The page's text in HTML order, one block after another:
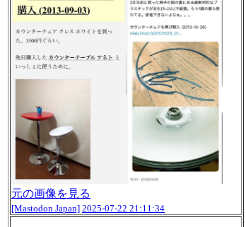
元の画像を見る
[Mastodon Japan] 2025-07-22 21:11:34